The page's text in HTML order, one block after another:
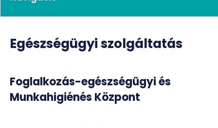
Egészségügyi szolgáltatás
Foglalkozás-egészségügyi és
Munkahigiénés Központ